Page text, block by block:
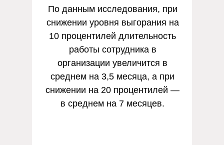
По данным исследования, при
снижении уровня выгорания на
10 процентилей длительность
работы сотрудника в
организации увеличится в
среднем на 3,5 месяца, а при
снижении на 20 процентилей —
в среднем на 7 месяцев.